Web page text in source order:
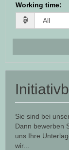
Working time:
Sie sind bei
Dann bewerben
uns Ihre
wir...